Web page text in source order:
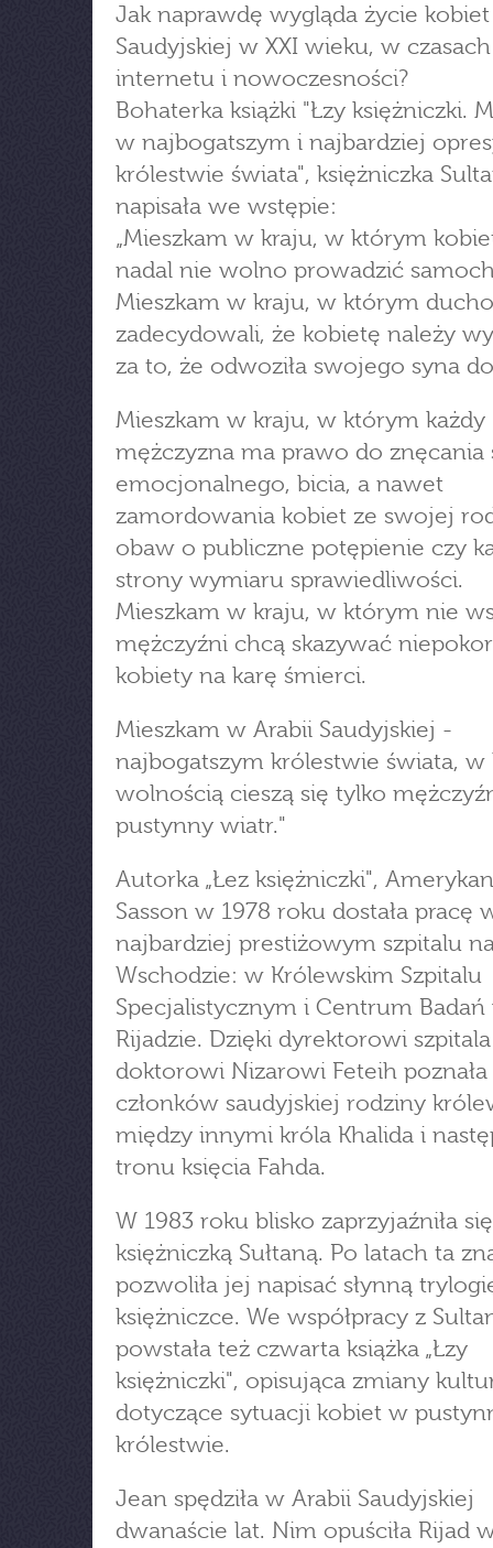
Jak naprawdę wygląda życie
Saudyjskiej w XXI wieku, w czasach
internetu i nowoczesności?
Bohaterka książki "Łzy księżniczki.
w najbogatszym i najbardziej
królestwie świata", księżniczka
napisała we wstępie:
„Mieszkam w kraju, w którym
nadal nie wolno prowadzić
Mieszkam w kraju, w którym
zadecydowali, że kobietę należy
za to, że odwoziła swojego syna do
Mieszkam w kraju, w którym każdy
mężczyzna ma prawo do znęcania
emocjonalnego, bicia, a nawet
zamordowania kobiet ze swojej
obaw o publiczne potępienie czy
strony wymiaru sprawiedliwości.
Mieszkam w kraju, w którym nie
mężczyźni chcą skazywać
kobiety na karę śmierci.
Mieszkam w Arabii Saudyjskiej -
najbogatszym królestwie świata,
wolnością cieszą się tylko
pustynny wiatr."
Autorka „Łez księżniczki",
Sasson w 1978 roku dostała pracę
najbardziej prestiżowym szpitalu
Wschodzie: w Królewskim Szpitalu
Specjalistycznym i Centrum Badań
Rijadzie. Dzięki dyrektorowi szpitala
doktorowi Nizarowi Feteih poznała
członków saudyjskiej rodziny
między innymi króla Khalida i
tronu księcia Fahda.
W 1983 roku blisko zaprzyjaźniła
księżniczką Sułtaną. Po latach ta
pozwoliła jej napisać słynną
księżniczce. We współpracy z
powstała też czwarta książka „Łzy
księżniczki", opisująca zmiany
dotyczące sytuacji kobiet w
królestwie.
Jean spędziła w Arabii Saudyjskiej
dwanaście lat. Nim opuściła Rijad